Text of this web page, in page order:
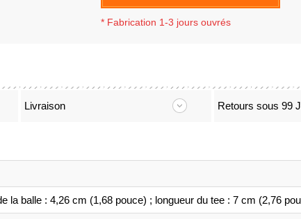
* Fabrication 1-3 jours ouvrés
Livraison Retours sous 99
la balle : 4,26 cm (1,68 pouce) ; longueur du tee : 7 cm (2,76